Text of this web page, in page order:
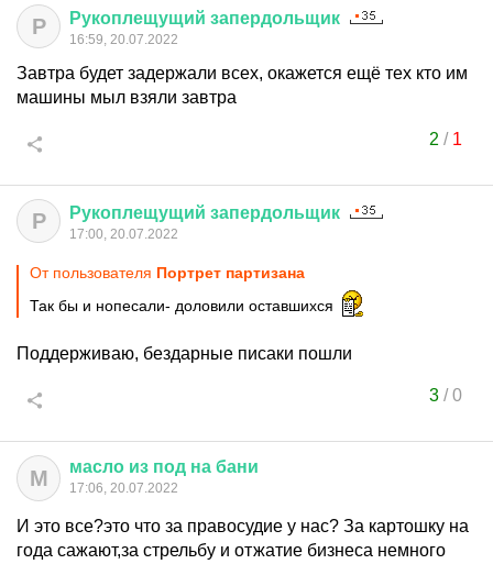
Р Рукоплещущий запердольщик
16:59, 20.07.2022
Завтра будет задержали всех, окажется ещё тех кто им
машины мыл взяли завтра
2 / 1
Р Рукоплещущий запердольщик
17:00, 20.07.2022
От пользователя Портрет партизана
Так бы и нопесали- доловили оставшихся
Поддерживаю, бездарные писаки пошли
3/0
М масло из под на бани
17:06, 20.07.2022
И это все?это что за правосудие у нас? За картошку на
года сажают,за стрельбу и отжатие бизнеса немного